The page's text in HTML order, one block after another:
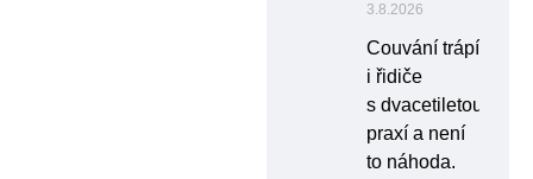
3.8.2026
Couvání trápí
i řidiče
s dvacetiletou
praxí a není
to náhoda.